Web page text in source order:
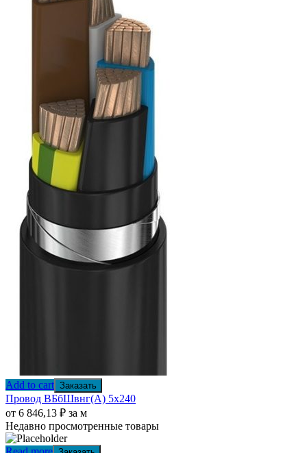
Add to cart Заказать
Провод ВБбШвнг(А) 5х240
от 6 846,13 ₽ за м
Недавно просмотренные товары